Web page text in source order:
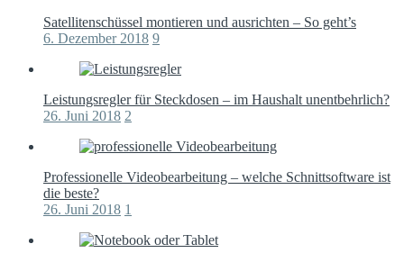
Satellitenschüssel montieren und ausrichten – So geht’s
6. Dezember 2018 9
Leistungsregler für Steckdosen – im Haushalt unentbehrlich?
26. Juni 2018 2
Professionelle Videobearbeitung – welche Schnittsoftware ist
die beste?
26. Juni 2018 1